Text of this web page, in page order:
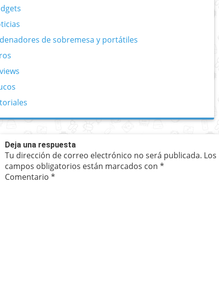
de sobremesa y portátiles
Deja una respuesta
Tu dirección de correo electrónico no será publicada. Los
campos obligatorios están marcados con *
Comentario *